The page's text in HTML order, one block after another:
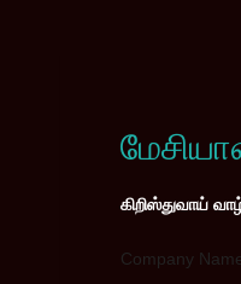
கிறிஸ்துவாய்
Company